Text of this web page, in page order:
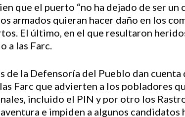
que el puerto “no ha dejado de ser
armados quieran hacer daño en los
El último, en el que resultaron
a las Farc.
de la Defensoría del Pueblo dan
Farc que advierten a los pobladores
incluido el PIN y por otro los
e impiden a algunos candidatos